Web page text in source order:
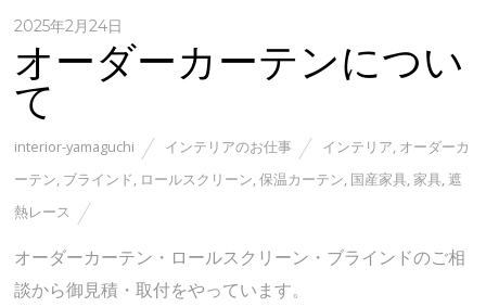
2025年2月24日
オーダーカーテンについ
て
interior-yamaguchi インテリアのお仕事 インテリア, オーダーカ
ーテン, ブラインド, ロールスクリーン,保温カーテン, 国産家具,家具,遮
熱レース
オーダーカーテン・ロールスクリーン・ブラインドのご相
談から御見積・取付をやっています。